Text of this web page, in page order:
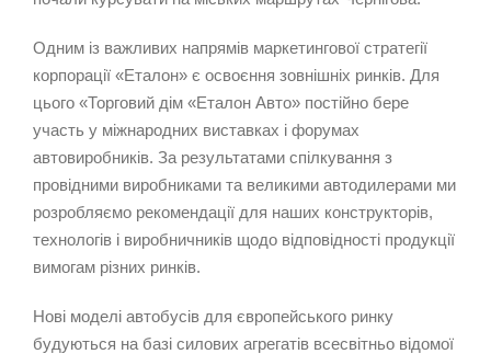
Одним із важливих напрямів маркетингової стратегії
корпорації «Еталон» є освоєння зовнішніх ринків. Для
цього «Торговий дім «Еталон Авто» постійно бере
участь у міжнародних виставках і форумах
автовиробників. За результатами спілкування з
провідними виробниками та великими автодилерами ми
розробляємо рекомендації для наших конструкторів,
технологів і виробничників щодо відповідності продукції
вимогам різних ринків.
Нові моделі автобусів для європейського ринку
будуються на базі силових агрегатів всесвітньо відомої